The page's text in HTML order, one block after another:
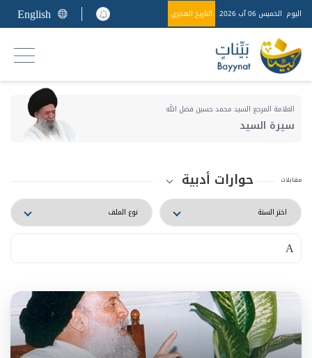
اليوم الخميس 06 آب 2026 التاريخ الهجري English
العلامة المرجع السيد محمد حسين فضل الله
سيرة السيد
مقابلات حوارات أدبية
A